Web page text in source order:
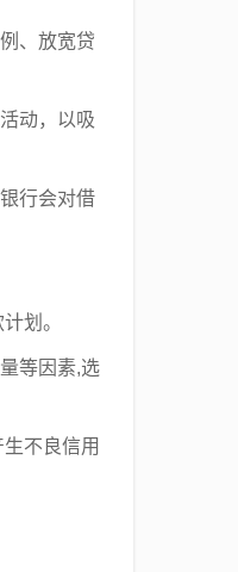
、放宽贷
动，以吸
行会对借
划。
等因素,选
不良信用